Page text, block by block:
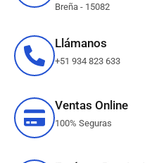
Breña - 15082
Llámanos
+51 934 823 633
Ventas Online
100% Seguras